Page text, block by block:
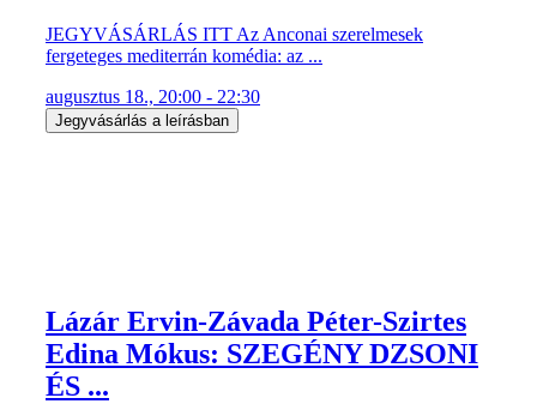
JEGYVÁSÁRLÁS ITT Az Anconai szerelmesek
fergeteges mediterrán komédia: az ...
augusztus 18., 20:00 - 22:30
Jegyvásárlás a leírásban
Lázár Ervin-Závada Péter-Szirtes
Edina Mókus: SZEGÉNY DZSONI
ÉS ...